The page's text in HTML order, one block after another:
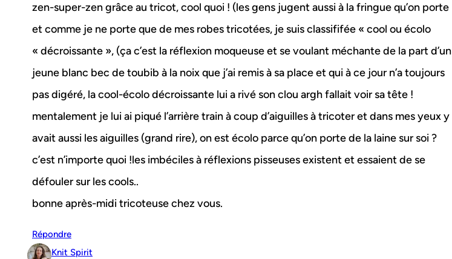
zen-super-zen grâce au tricot, cool quoi ! (les gens jugent aussi à la fringue qu’on porte
et comme je ne porte que de mes robes tricotées, je suis classififée « cool ou écolo
« décroissante », (ça c’est la réflexion moqueuse et se voulant méchante de la part d’un
jeune blanc bec de toubib à la noix que j’ai remis à sa place et qui à ce jour n’a toujours
pas digéré, la cool-écolo décroissante lui a rivé son clou argh fallait voir sa tête !
mentalement je lui ai piqué l’arrière train à coup d’aiguilles à tricoter et dans mes yeux y
avait aussi les aiguilles (grand rire), on est écolo parce qu’on porte de la laine sur soi ?
c’est n’importe quoi !les imbéciles à réflexions pisseuses existent et essaient de se
défouler sur les cools..
bonne après-midi tricoteuse chez vous.
Répondre
Knit Spirit